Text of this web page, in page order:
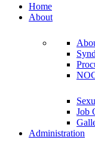
Home
About
Job
Administration